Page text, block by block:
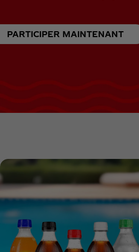
PARTICIPER MAINTENANT